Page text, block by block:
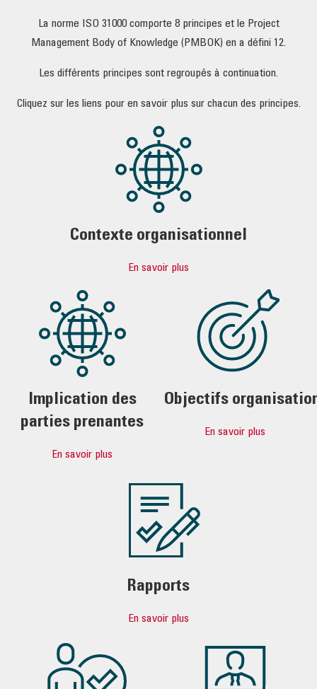
La norme ISO 31000 comporte 8 principes et le Project
Management Body of Knowledge (PMBOK) en a défini 12.
Les différents principes sont regroupés à continuation.
Cliquez sur les liens pour en savoir plus sur chacun des principes.
Contexte organisationnel
En savoir plus
Implication des
parties prenantes
En savoir plus
Objectifs
En savoir plus
Rapports
En savoir plus